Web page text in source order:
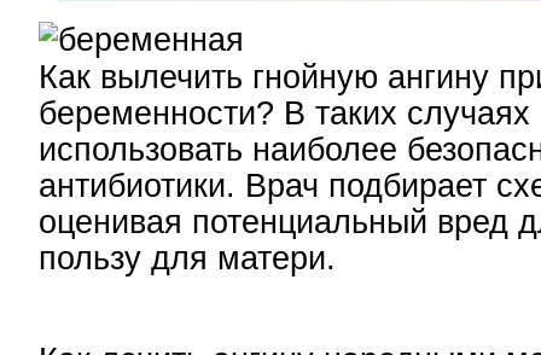
Как вылечить гнойную ангину
беременности? В таких
использовать наиболее
антибиотики. Врач подбирает
оценивая потенциальный вред
пользу для матери.